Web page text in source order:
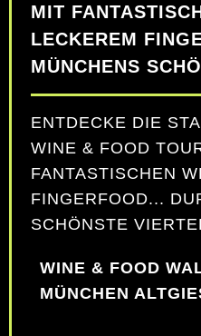
MIT
LECKEREM
MÜNCHENS
ENTDECKE DIE
WINE & FOOD
FANTASTISCHEN
FINGERFOOD...
SCHÖNSTE
WINE & FOOD
MÜNCHEN